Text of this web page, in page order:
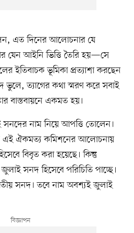
এত দিনের আলোচনার যে
আইনি ভিত্তি তৈরি হয়—সে
ইতিবাচক ভূমিকা প্রত্যাশা করছেন
ভুলে, ত্যাগের কথা স্মরণ করে সবাই
বাস্তবায়নে একমত হয়।
নাম নিয়ে আপত্তি তোলেন।
এই ঐকমত্য কমিশনের আলোচনায়
বিবৃত করা হয়েছে। কিন্তু
সনদ হিসেবে পরিচিতি পাচ্ছে।
সনদ। তবে নাম অবশ্যই জুলাই